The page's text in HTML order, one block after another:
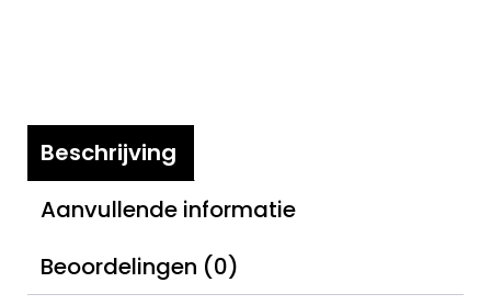
Beschrijving
Aanvullende informatie
Beoordelingen (0)